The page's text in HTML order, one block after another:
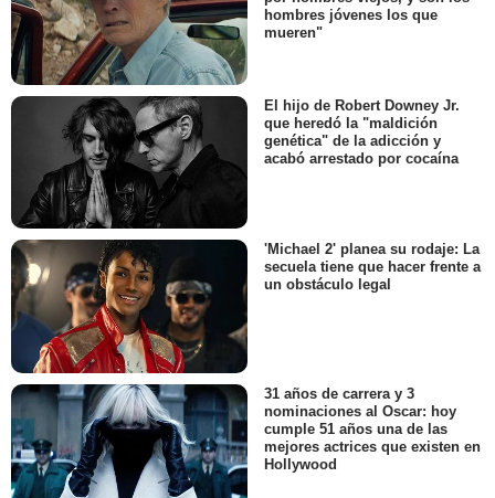
hombres jóvenes los que
mueren"
El hijo de Robert Downey Jr.
que heredó la "maldición
genética" de la adicción y
acabó arrestado por cocaína
'Michael 2' planea su rodaje: La
secuela tiene que hacer frente a
un obstáculo legal
31 años de carrera y 3
nominaciones al Oscar: hoy
cumple 51 años una de las
mejores actrices que existen en
Hollywood